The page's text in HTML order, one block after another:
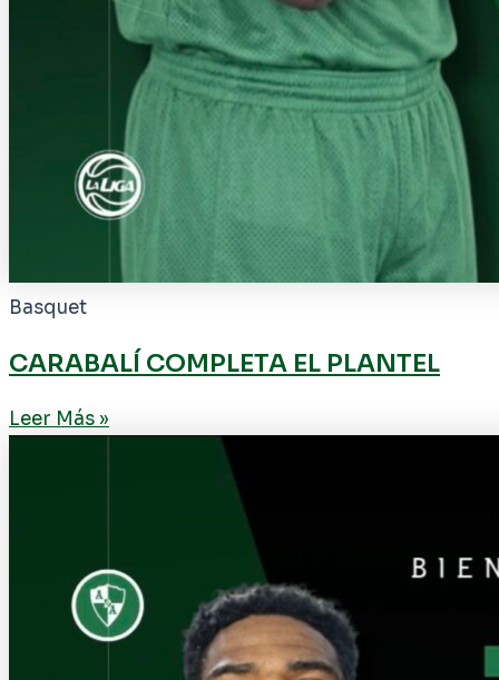
Basquet
CARABALÍ COMPLETA EL PLANTEL
Leer Más »